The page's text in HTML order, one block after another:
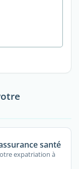
santé
expatriation à